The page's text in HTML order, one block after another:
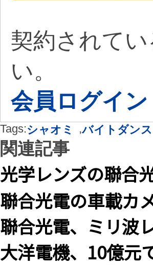
契約されて
い。
会員ログイン
Tags:シャオミ ,バイトダンス
関連記事
光学レンズの聯合
聯合光電の車載カ
聯合光電、ミリ波
大洋電機、10億元